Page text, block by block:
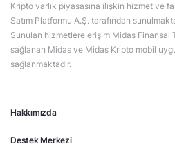
Hakkımızda
Destek Merkezi
Kripto varlık piyasasına ilişkin hizmet ve
Satım Platformu A.Ş. tarafından
Sunulan hizmetlere erişim Midas Finansal
sağlanan Midas ve Midas Kripto mobil
sağlanmaktadır.